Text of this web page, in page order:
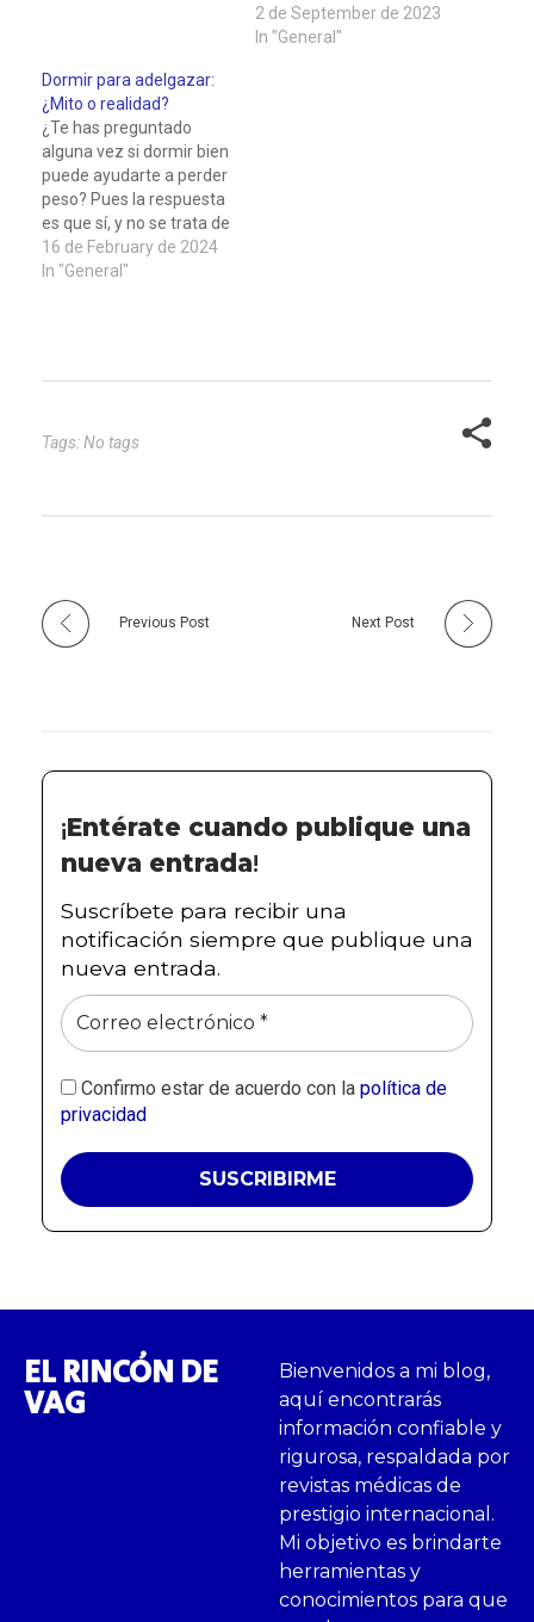
antigua bebida tiene en
nuestra salud y
bienestar. Los beneficios
del té…
conseguirlo, pero ¿sabes
cuáles son los que
2 de September de 2023
In "General"
Dormir para adelgazar:
¿Mito o realidad?
¿Te has preguntado
alguna vez si dormir bien
puede ayudarte a perder
peso? Pues la respuesta
es que sí, y no se trata de
ningún truco mágico ni
de ninguna leyenda
16 de February de 2024
In "General"
Tags: No tags
Previous Post Next Post
¡Entérate cuando publique una
nueva entrada!
Suscríbete para recibir una
notificación siempre que publique una
nueva entrada.
Confirmo estar de acuerdo con la política de
privacidad
EL RINCÓN DE
VAG
Bienvenidos a mi blog,
aquí encontrarás
información confiable y
rigurosa, respaldada por
revistas médicas de
prestigio internacional.
Mi objetivo es brindarte
herramientas y
conocimientos para que